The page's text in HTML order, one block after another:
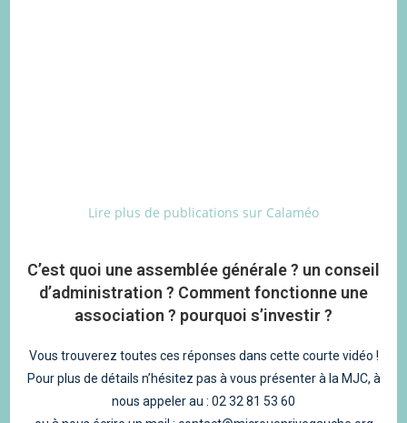
Lire plus de publications sur Calaméo
C’est quoi une assemblée générale ? un conseil
d’administration ? Comment fonctionne une
association ? pourquoi s’investir ?
Vous trouverez toutes ces réponses dans cette courte vidéo !
Pour plus de détails n’hésitez pas à vous présenter à la MJC, à
nous appeler au : 02 32 81 53 60